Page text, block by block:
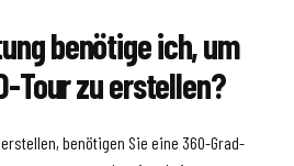
benötige ich, um
Tour zu erstellen?
benötigen Sie eine 360-Grad-